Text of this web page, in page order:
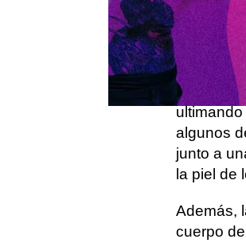
prepara
la más
La serie,
algunos
junto a
la piel de
Además,
cuerpo